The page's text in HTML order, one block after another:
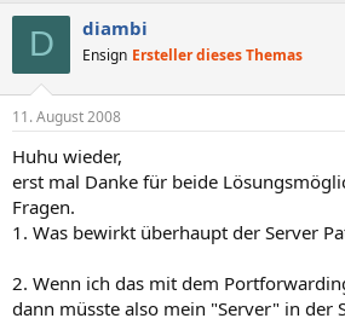
D diambi
Ensign Ersteller dieses Themas
11. August 2008
Huhu wieder,
erst mal Danke für beide
Fragen.
1. Was bewirkt überhaupt der Server
2. Wenn ich das mit dem
dann müsste also mein "Server" in der